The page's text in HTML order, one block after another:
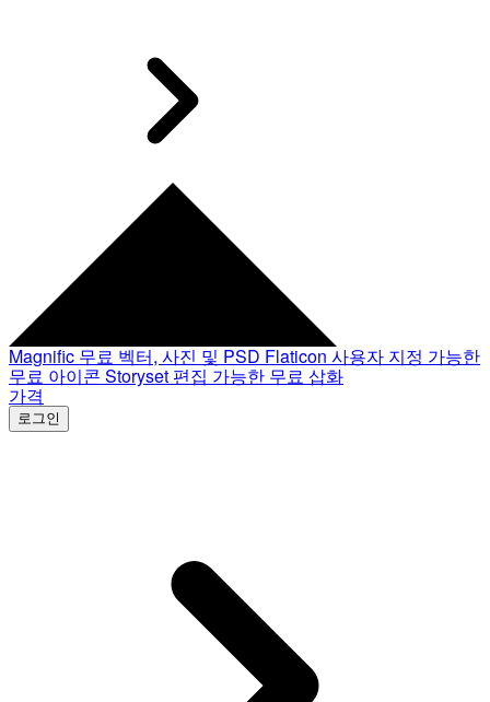
Magnific 무료 벡터, 사진 및 PSD Flaticon 사용자 지정 가능한
무료 아이콘 Storyset 편집 가능한 무료 삽화
가격
로그인